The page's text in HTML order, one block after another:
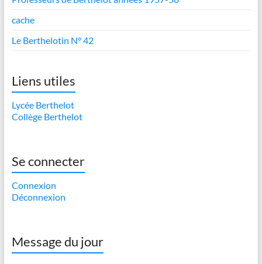
cache
Le Berthelotin N° 42
Liens utiles
Lycée Berthelot
Collège Berthelot
Se connecter
Connexion
Déconnexion
Message du jour